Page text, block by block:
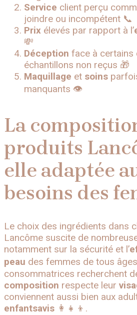
Service client perçu
joindre ou incompétent 📞
Prix élevés par rapport à l’
💸
Déception face à certains
échantillons non reçus 🎁
Maquillage et soins
manquants 👁️
La
produits
elle adaptée
besoins des
Le choix des ingrédients dans
Lancôme suscite de
notamment sur la sécurité et l’
peau des femmes de tous âges
consommatrices recherchent
composition respecte leur
conviennent aussi bien aux
enfantsavis 👩‍👧‍👦.